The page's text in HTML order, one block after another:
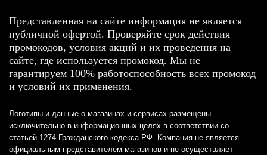
Представленная на сайте информация не является
публичной офертой. Проверяйте срок действия
промокодов, условия акций и их проведения на
сайте, где используется промокод. Мы не
гарантируем 100% работоспособность всех промокод
и условий их применения.
Логотипы и данные о магазинах и сервисах размещены
исключительно в информационных целях в соответствии со
статьей 1274 Гражданского кодекса РФ. Компания не является
официальным представителем магазинов и не осуществляет